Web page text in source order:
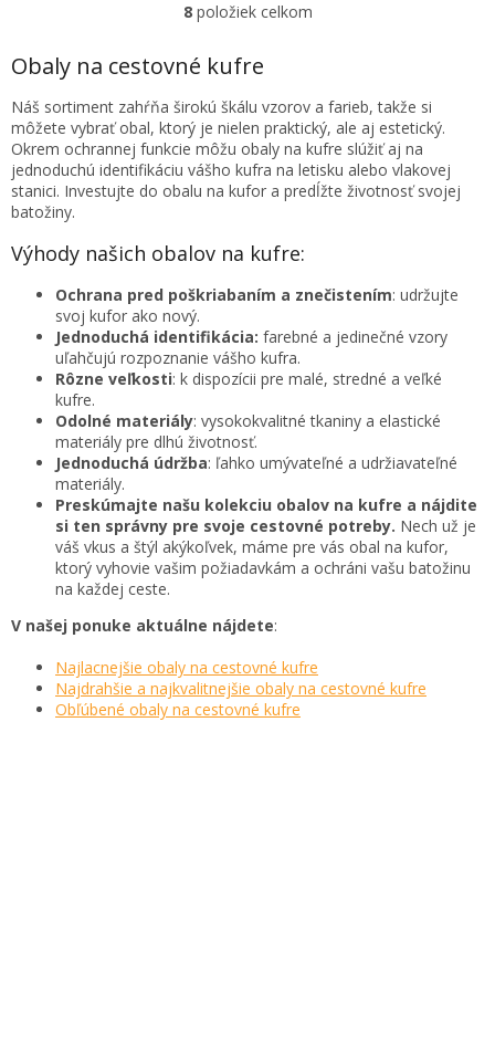
O
l
á
d
a
c
i
e
v
y
ý
p
i
u
8položiek celkom
Obaly na cestovné kufre
Náš sortiment zahŕňa širokú škálu vzorov a farieb, takže si
môžete vybrať obal, ktorý je nielen praktický, ale aj estetický.
Okrem ochrannej funkcie môžu obaly na kufre slúžiť aj na
jednoduchú identifikáciu vášho kufra na letisku alebo vlakovej
stanici. Investujte do obalu na kufor a predĺžte životnosť svojej
batožiny.
Výhody našich obalov na kufre:
Ochrana pred poškriabaním a znečistením: udržujte
svoj kufor ako nový.
Jednoduchá identifikácia: farebné a jedinečné vzory
uľahčujú rozpoznanie vášho kufra.
Rôzne veľkosti: k dispozícii pre malé, stredné a veľké
kufre.
Odolné materiály: vysokokvalitné tkaniny a elastické
materiály pre dlhú životnosť.
Jednoduchá údržba: ľahko umývateľné a udržiavateľné
materiály.
Preskúmajte našu kolekciu obalov na kufre a nájdite
si ten správny pre svoje cestovné potreby. Nech už je
váš vkus a štýl akýkoľvek, máme pre vás obal na kufor,
ktorý vyhovie vašim požiadavkám a ochráni vašu batožinu
na každej ceste.
V našej ponuke aktuálne nájdete:
Najlacnejšie obaly na cestovné kufre
Najdrahšie a najkvalitnejšie obaly na cestovné kufre
Obľúbené obaly na cestovné kufre